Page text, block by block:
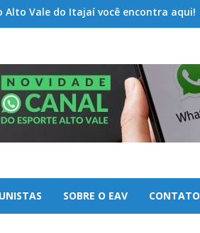
Alto Vale do Itajaí você encontra aqui!
SOBRE O EAV CONTATO